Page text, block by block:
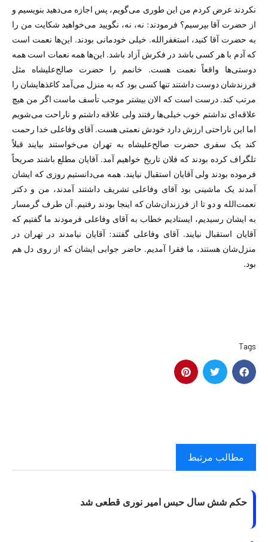
نکردند عرض کردم من این طوری می‌گویم، پس اجازه می‌دهید بنویسیم و
از حضرت آقا بپرسیم؟ فرمودند: نه، نه، نگویید می‌خواهید شکایت من را
به حضرت آقا کنید، استغفرالله. خیلی خودمانی بودند. این‌ها نعمت است
که آدم با هر کسی باشد در فکرش آزاد باشد. این‌ها همه نعمات است همه
دوستی‌ها واقعاً نعمت هست. خانمم را حضرت صالح‌علیشاه مثل
فرزندشان دوست داشتند تنها کسی بود که به منزل می‌آمد کاغذهایشان را
مرتب کند. درست است که الان بیشتر موجب تأسف ماست اگر من هیچ
علاقه‌ای نداشتم خوب خیلی‌ها رفتند ولی علاقه داشتم و ناراحت می‌شویم
اما این ناراحتی ارزش دارد خودش نعمتی هست. آقای وفاعلی خدا رحمت
کند یک سفری حضرت صالح‌علیشاه به تهران می‌خواستند بیایند قبلاً
تلگراف کرده بودند که فلان تاریخ خواهیم آمد. آقایان مطلع باشند صریحاً
فرموده بودند ولی آقایان استقبال نیایند. همه می‌دانستیم روزی که ایشان
آمدند یک ماشینی بود آقای وفاعلی تشریف داشتند آمدند، من و دکتر
نعمت‌الله و دو تا از فرزندان‌شان که اینجا بودند رفتیم. آن طرف گرمسار
به ایشان رسیدیم، ایستادیم خطاب به آقای وفاعلی فرمودند ما گفتیم که
آقایان استقبال نیایند. آقای وفاعلی گفتند: آقایان نیامدند در تهران در
منزل‌شان هستند، ما فقرا آمدیم. حاضر جوابی ایشان که از روی دل هم
بود.
Tags
مطالب مرتبط
حکم شش سال حبس امیر نوری قطعی شد